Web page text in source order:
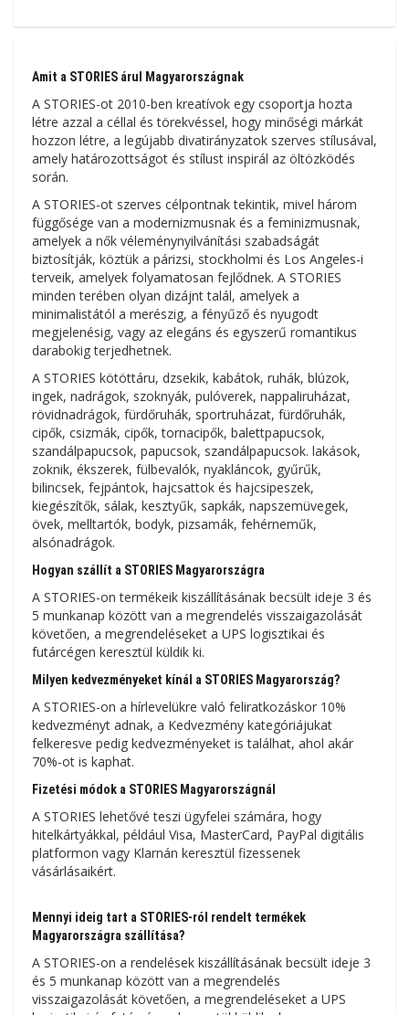
Amit a STORIES árul Magyarországnak
A STORIES-ot 2010-ben kreatívok egy csoportja hozta
létre azzal a céllal és törekvéssel, hogy minőségi márkát
hozzon létre, a legújabb divatirányzatok szerves stílusával,
amely határozottságot és stílust inspirál az öltözködés
során.
A STORIES-ot szerves célpontnak tekintik, mivel három
függősége van a modernizmusnak és a feminizmusnak,
amelyek a nők véleménynyilvánítási szabadságát
biztosítják, köztük a párizsi, stockholmi és Los Angeles-i
terveik, amelyek folyamatosan fejlődnek. A STORIES
minden terében olyan dizájnt talál, amelyek a
minimalistától a merészig, a fényűző és nyugodt
megjelenésig, vagy az elegáns és egyszerű romantikus
darabokig terjedhetnek.
A STORIES kötöttáru, dzsekik, kabátok, ruhák, blúzok,
ingek, nadrágok, szoknyák, pulóverek, nappaliruházat,
rövidnadrágok, fürdőruhák, sportruházat, fürdőruhák,
cipők, csizmák, cipők, tornacipők, balettpapucsok,
szandálpapucsok, papucsok, szandálpapucsok. lakások,
zoknik, ékszerek, fülbevalók, nyakláncok, gyűrűk,
bilincsek, fejpántok, hajcsattok és hajcsipeszek,
kiegészítők, sálak, kesztyűk, sapkák, napszemüvegek,
övek, melltartók, bodyk, pizsamák, fehérneműk,
alsónadrágok.
Hogyan szállít a STORIES Magyarországra
A STORIES-on termékeik kiszállításának becsült ideje 3 és
5 munkanap között van a megrendelés visszaigazolását
követően, a megrendeléseket a UPS logisztikai és
futárcégen keresztül küldik ki.
Milyen kedvezményeket kínál a STORIES Magyarország?
A STORIES-on a hírlevelükre való feliratkozáskor 10%
kedvezményt adnak, a Kedvezmény kategóriájukat
felkeresve pedig kedvezményeket is találhat, ahol akár
70%-ot is kaphat.
Fizetési módok a STORIES Magyarországnál
A STORIES lehetővé teszi ügyfelei számára, hogy
hitelkártyákkal, például Visa, MasterCard, PayPal digitális
platformon vagy Klarnán keresztül fizessenek
vásárlásaikért.
Mennyi ideig tart a STORIES-ról rendelt termékek
Magyarországra szállítása?
A STORIES-on a rendelések kiszállításának becsült ideje 3
és 5 munkanap között van a megrendelés
visszaigazolását követően, a megrendeléseket a UPS